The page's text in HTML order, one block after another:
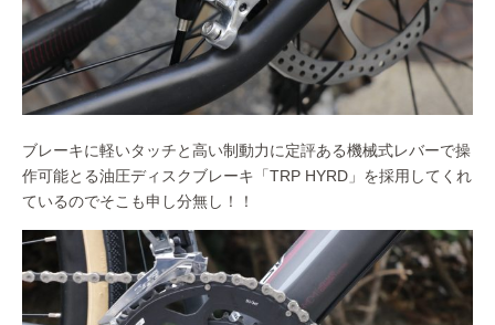
ブレーキに軽いタッチと高い制動力に定評ある機械式レバーで操
作可能とる油圧ディスクブレーキ「TRP HYRD」を採用してくれ
ているのでそこも申し分無し！！